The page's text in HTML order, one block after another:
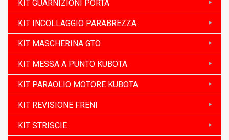
KIT GUARNIZIONI PORTA
KIT INCOLLAGGIO PARABREZZA
KIT MASCHERINA GTO
KIT MESSA A PUNTO KUBOTA
KIT PARAOLIO MOTORE KUBOTA
KIT REVISIONE FRENI
KIT STRISCIE